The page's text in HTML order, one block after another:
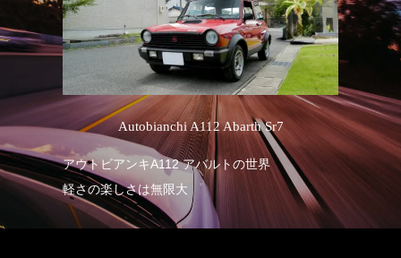
Autobianchi A112 Abarth Sr7
アウトビアンキA112 アバルトの世界
軽さの楽しさは無限大